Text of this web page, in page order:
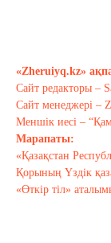
«Zheruiyq.kz»
Сайт редакторы –
Сайт менеджері –
Меншік иесі –
Марапаты:
«Қазақстан
Қорының Үздік
«Өткір тіл»